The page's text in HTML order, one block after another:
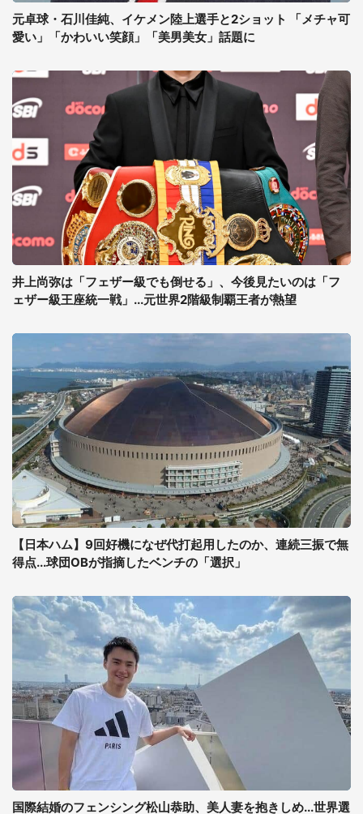
元卓球・石川佳純、イケメン陸上選手と2ショット 「メチャ可
愛い」「かわいい笑顔」「美男美女」話題に
井上尚弥は「フェザー級でも倒せる」、今後見たいのは「フ
ェザー級王座統一戦」...元世界2階級制覇王者が熱望
【日本ハム】9回好機になぜ代打起用したのか、連続三振で無
得点...球団OBが指摘したベンチの「選択」
国際結婚のフェンシング松山恭助、美人妻を抱きしめ...世界選